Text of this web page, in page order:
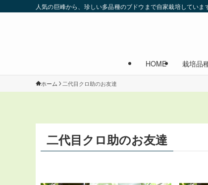
人気の巨峰から、珍しい多品種のブドウまで自家栽培していま
HOME 栽培品
ホーム 二代目クロ助のお友達
二代目クロ助のお友達